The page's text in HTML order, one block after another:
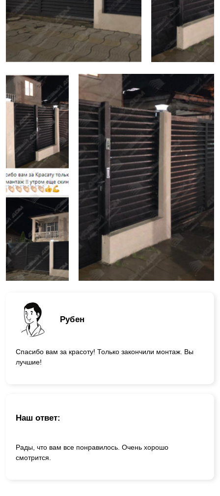
Рубен
Спасибо вам за красоту! Только закончили монтаж. Вы
лучшие!
Наш ответ:
Рады, что вам все понравилось. Очень хорошо
смотрится.